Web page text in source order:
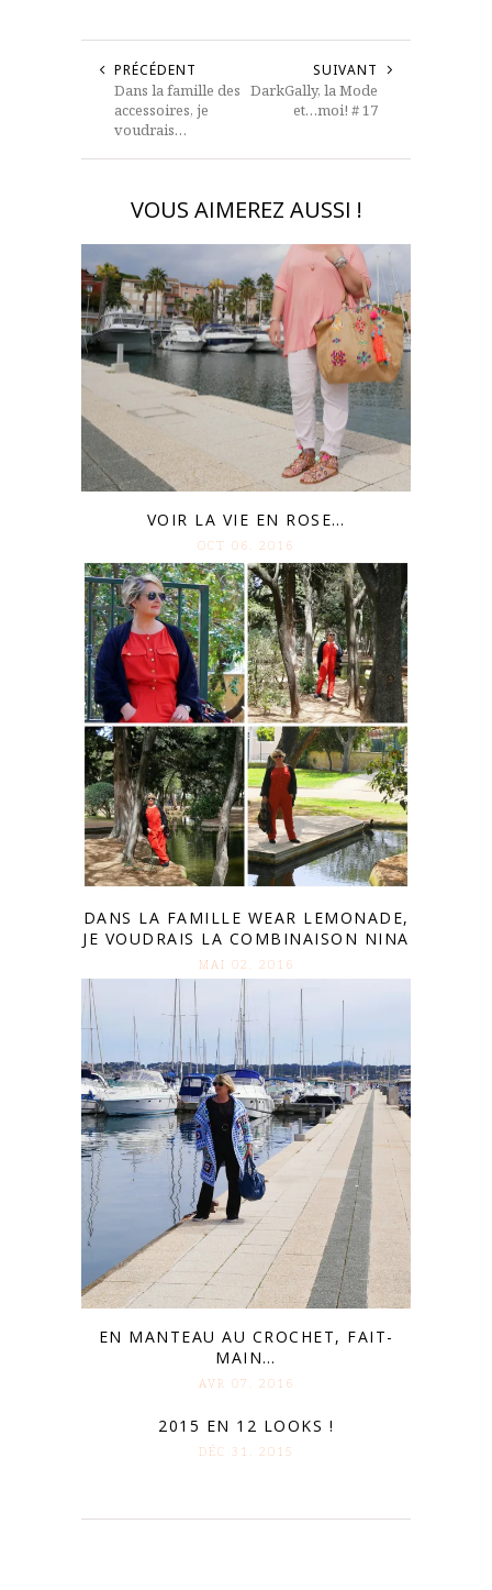
PRÉCÉDENT
Dans la famille des
accessoires, je
voudrais…
SUIVANT
DarkGally, la Mode
et…moi! # 17
VOUS AIMEREZ AUSSI !
VOIR LA VIE EN ROSE…
OCT 06. 2016
DANS LA FAMILLE WEAR LEMONADE,
JE VOUDRAIS LA COMBINAISON NINA
MAI 02. 2016
EN MANTEAU AU CROCHET, FAIT-
MAIN…
AVR 07. 2016
2015 EN 12 LOOKS !
DÉC 31. 2015